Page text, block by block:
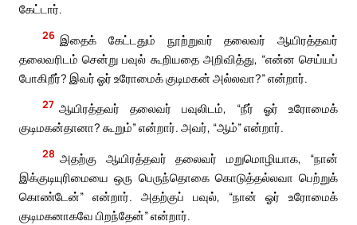
கேட்டார்.
26 இதைக் கேட்டதும் நூற்றுவர் தலைவர் ஆயிரத்தவர்
தலைவரிடம் சென்று பவுல் கூறியதை அறிவித்து, “என்ன செய்யப்
போகிறீர்? இவர் ஓர் உரோமைக் குடிமகன் அல்லவா?” என்றார்.
27 ஆயிரத்தவர் தலைவர் பவுலிடம், “நீர் ஓர் உரோமைக்
குடிமகன்தானா? கூறும்” என்றார். அவர், “ஆம்” என்றார்.
28 அதற்கு ஆயிரத்தவர் தலைவர் மறுமொழியாக, “நான்
இக்குடியுரிமையை ஒரு பெருந்தொகை கொடுத்தல்லவா பெற்றுக்
கொண்டேன்” என்றார். அதற்குப் பவுல், “நான் ஓர் உரோமைக்
குடிமகனாகவே பிறந்தேன்” என்றார்.